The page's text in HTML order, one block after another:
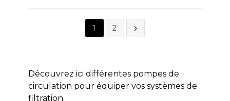
1 2 
Découvrez ici différentes pompes de
circulation pour équiper vos systèmes de
filtration.